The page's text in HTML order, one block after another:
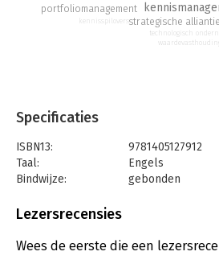
strategische
portfoliomanagement
kennisspilovers
technologisch
waardevasthouding
Specificaties
ISBN13:
9781405127912
Taal:
Engels
Bindwijze:
gebonden
Uitgever:
Verschijningsdatum:
17-10-2008
Lezersrecensies
Wees de eerste die een